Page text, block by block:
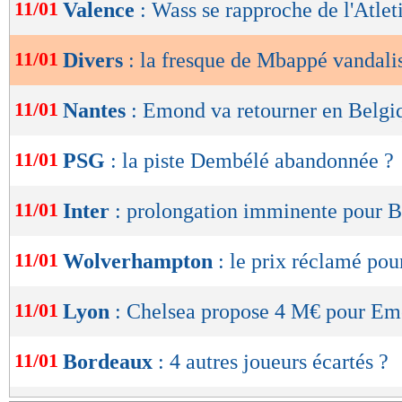
de
OK
11/01 Valence : Wass se rapproche de
11/01 Divers : la fresque de Mbappé
11/01 Nantes : Emond va retourner en
11/01 PSG : la piste Dembélé abandonnée ?
11/01 Inter : prolongation imminente pour
11/01 Wolverhampton : le prix réclamé
11/01 Lyon : Chelsea propose 4 M€ pour
11/01 Bordeaux : 4 autres joueurs écartés ?